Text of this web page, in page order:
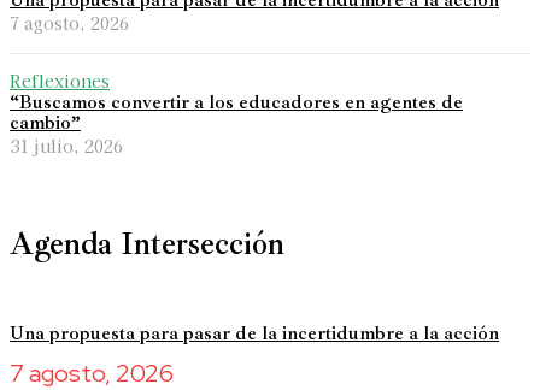
7 agosto, 2026
Reflexiones
“Buscamos convertir a los educadores en agentes de
cambio”
31 julio, 2026
Agenda Intersección
Una propuesta para pasar de la incertidumbre a la acción
7 agosto, 2026